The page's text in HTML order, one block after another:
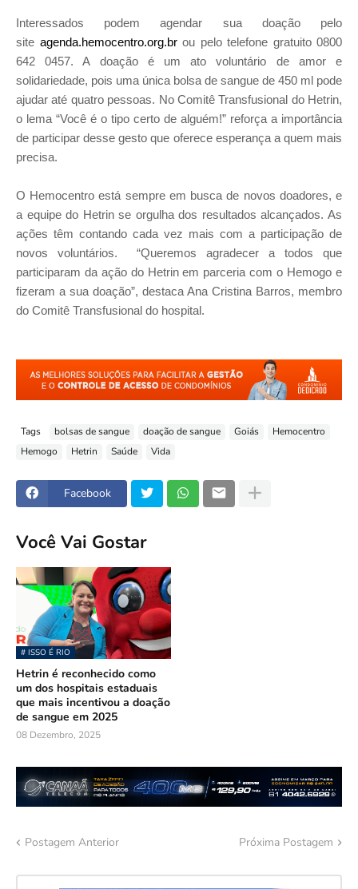
Interessados podem agendar sua doação pelo
site agenda.hemocentro.org.brou pelo telefone gratuito 0800
642 0457. A doação é um ato voluntário de amor e
solidariedade, pois uma única bolsa de sangue de 450 ml pode
ajudar até quatro pessoas. No Comitê Transfusional do Hetrin,
o lema “Você é o tipo certo de alguém!” reforça a importância
de participar desse gesto que oferece esperança a quem mais
precisa.
O Hemocentro está sempre em busca de novos doadores, e
a equipe do Hetrin se orgulha dos resultados alcançados. As
ações têm contando cada vez mais com a participação de
novos voluntários.
“Queremos agradecer a todos que
participaram da ação do Hetrin em parceria com o Hemogo e
fizeram a sua doação”, destaca Ana Cristina Barros, membro
do Comitê Transfusional do hospital.
Tags bolsas de sangue doação de sangue Goiás
Hemocentro
Hemogo
Hetrin Saúde Vida
Facebook
Você Vai Gostar
# ISSO É RIO
Hetrin é reconhecido como
um dos hospitais estaduais
que mais incentivou a doação
de sangue em 2025
08 Dezembro, 2025
Postagem Anterior Próxima Postagem